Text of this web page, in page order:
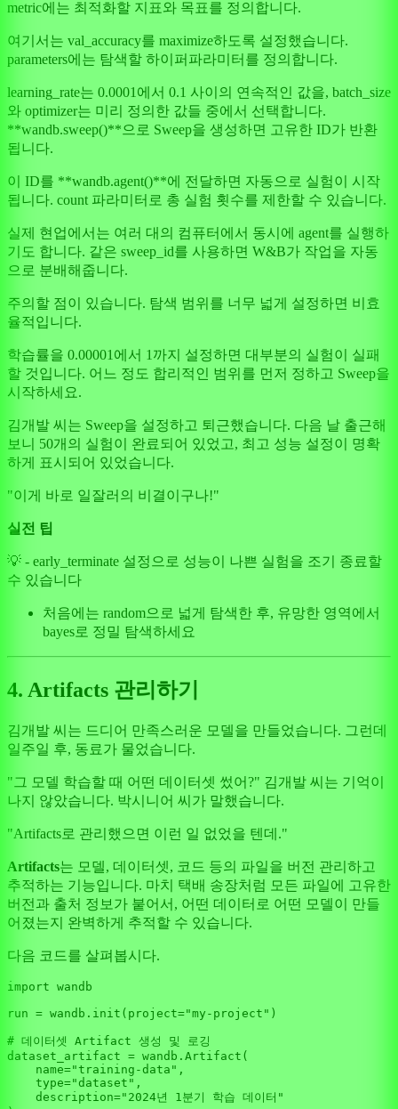
metric에는 최적화할 지표와 목표를 정의합니다.
여기서는 val_accuracy를 maximize하도록 설정했습니다.
parameters에는 탐색할 하이퍼파라미터를 정의합니다.
learning_rate는 0.0001에서 0.1 사이의 연속적인 값을, batch_size
와 optimizer는 미리 정의한 값들 중에서 선택합니다.
**wandb.sweep()**으로 Sweep을 생성하면 고유한 ID가 반환
됩니다.
이 ID를 **wandb.agent()**에 전달하면 자동으로 실험이 시작
됩니다. count 파라미터로 총 실험 횟수를 제한할 수 있습니다.
실제 현업에서는 여러 대의 컴퓨터에서 동시에 agent를 실행하
기도 합니다. 같은 sweep_id를 사용하면 W&B가 작업을 자동
으로 분배해줍니다.
주의할 점이 있습니다. 탐색 범위를 너무 넓게 설정하면 비효
율적입니다.
학습률을 0.00001에서 1까지 설정하면 대부분의 실험이 실패
할 것입니다. 어느 정도 합리적인 범위를 먼저 정하고 Sweep을
시작하세요.
김개발 씨는 Sweep을 설정하고 퇴근했습니다. 다음 날 출근해
보니 50개의 실험이 완료되어 있었고, 최고 성능 설정이 명확
하게 표시되어 있었습니다.
"이게 바로 일잘러의 비결이구나!"
실전 팁
💡 - early_terminate 설정으로 성능이 나쁜 실험을 조기 종료할
수 있습니다
처음에는 random으로 넓게 탐색한 후, 유망한 영역에서
bayes로 정밀 탐색하세요
4. Artifacts 관리하기
김개발 씨는 드디어 만족스러운 모델을 만들었습니다. 그런데
일주일 후, 동료가 물었습니다.
"그 모델 학습할 때 어떤 데이터셋 썼어?" 김개발 씨는 기억이
나지 않았습니다. 박시니어 씨가 말했습니다.
"Artifacts로 관리했으면 이런 일 없었을 텐데."
Artifacts는 모델, 데이터셋, 코드 등의 파일을 버전 관리하고
추적하는 기능입니다. 마치 택배 송장처럼 모든 파일에 고유한
버전과 출처 정보가 붙어서, 어떤 데이터로 어떤 모델이 만들
어졌는지 완벽하게 추적할 수 있습니다.
다음 코드를 살펴봅시다.
import wandb
run = wandb.init(project="my-project" )
# 데이터셋 Artifact 생성 및 로깅
dataset_artifact = wandb.Artifact(
    name=
"training-data" ,
type="dataset" ,
    description=
"2024년 1분기 학습 데이터"